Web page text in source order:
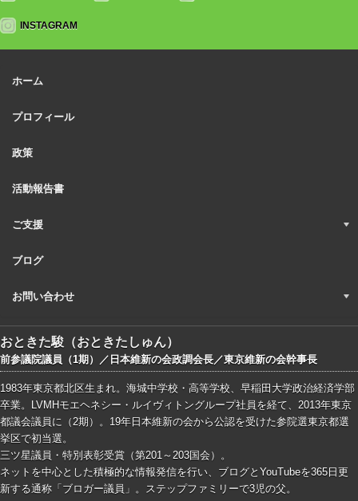
INSTAGRAM
ホーム
プロフィール
政策
活動報告書
ご支援
ブログ
お問い合わせ
おときた駿（おときたしゅん）
前参議院議員（1期）／日本維新の会政調会長／東京維新の会幹事長
1983年東京都北区生まれ。海城中学校・高等学校、早稲田大学政治経済学部
卒業。LVMHモエヘネシー・ルイヴィトングループ社員を経て、2013年東京
都議会議員に（2期）。19年日本維新の会から公認を受けた参院選東京都選
挙区で初当選。
三ツ星議員・特別表彰受賞（第201～203国会）。
ネットを中心とした積極的な情報発信を行い、ブログとYouTubeを365日更
新する通称「ブロガー議員」。ステップファミリーで3児の父。